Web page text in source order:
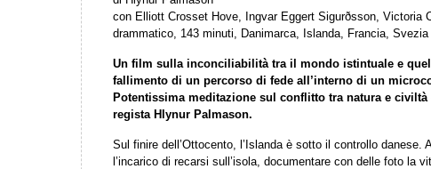
con Elliott Crosset Hove, Ingvar Eggert Sigurðsson, Victoria
drammatico, 143 minuti, Danimarca, Islanda, Francia, Svezia
Un film sulla inconciliabilità tra il mondo istintuale e
fallimento di un percorso di fede all’interno di un
Potentissima meditazione sul conflitto tra natura e civiltà
regista Hlynur Palmason.
Sul finire dell’Ottocento, l’Islanda è sotto il controllo danese.
l’incarico di recarsi sull’isola, documentare con delle foto la